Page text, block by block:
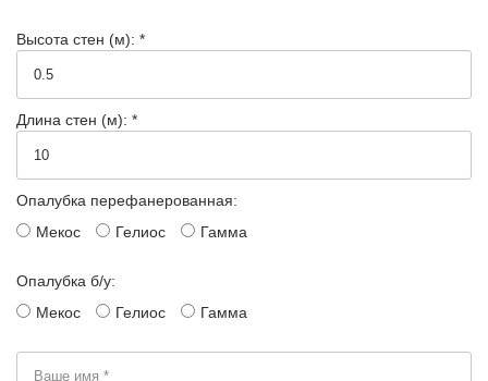
Высота стен (м): *
Длина стен (м): *
Опалубка перефанерованная:
Мекос
Гелиос Гамма
Опалубка б/у:
Мекос
Гелиос Гамма